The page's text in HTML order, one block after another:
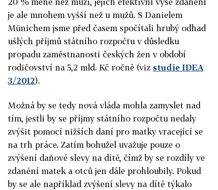
je ale mnohem vyšší než u mužů. S Danielem
Münichem jsme před časem spočítali hrubý odhad
ušlých příjmů státního rozpočtu v důsledku
propadu zaměstnanosti českých žen v období
rodičovství na 5,2 mld. Kč ročně (viz studie IDEA
3/2012).
Možná by se tedy nová vláda mohla zamyslet nad
tím, jestli by se příjmy státního rozpočtu nedaly
zvýšit pomocí nižších daní pro matky vracející se
na trh práce. Zatím bohužel uvažuje pouze o
zvýšení daňové slevy na dítě, čímž by se rozdíly ve
zdanění matek a otců jen dále prohloubily. Pokud
by se ale například zvýšení slevy na dítě týkalo